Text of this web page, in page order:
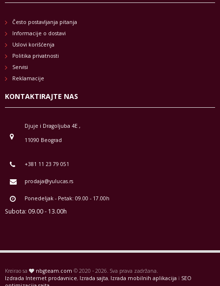
Često postavljanja pitanja
Informacije o dostavi
Uslovi korišćenja
Politika privatnosti
Servisi
Reklamacije
KONTAKTIRAJTE NAS
Djuje i Dragoljuba 4E ,
11090 Beograd
+381 11 23 79 051
prodaja@yulucas.rs
Ponedeljak - Petak: 09.00 - 17.00h
Subota: 09.00 - 13.00h
Kreirao sa nbgteam.com © 2020 - 2026. Sva prava zadržana.
Izdrada Internet prodavnice, Izrada sajta, Izrada mobilnih aplikacija i SEO